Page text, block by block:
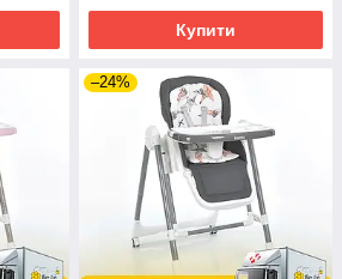
Купити
–24%